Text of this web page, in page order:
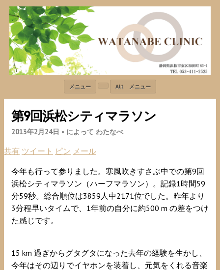
メニュー Alt メニュー
第9回浜松シティマラソン
2013年2月24日 • によって わたなべ
共有 ツイート ピン メール
今年も行って参りました。寒風吹きすさぶ中での第9回
浜松シティマラソン （ハーフマラソン）。記録1時間59
分59秒。総合順位は3859 人中2171位でした。昨年より
3分程早いタイムで、 1年前の自分に約500 m の差をつけ
た感じです。
15 km 過ぎからグタグタになった去年の経験を生かし、
今年はその辺りでイヤホンを装着し、元気をくれる音楽